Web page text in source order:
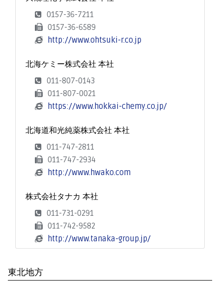
0157-36-7211
0157-36-6589
http://www.ohtsuki-r.co.jp
北海ケミー株式会社 本社
011-807-0143
011-807-0021
https://www.hokkai-chemy.co.jp/
北海道和光純薬株式会社 本社
011-747-2811
011-747-2934
http://www.hwako.com
株式会社タナカ 本社
011-731-0291
011-742-9582
http://www.tanaka-group.jp/
東北地方